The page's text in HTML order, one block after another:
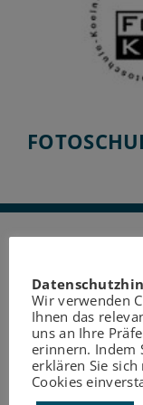
Wir verwenden
Ihnen das
uns an Ihre
erinnern. Indem
erklären Sie sich
Cookies